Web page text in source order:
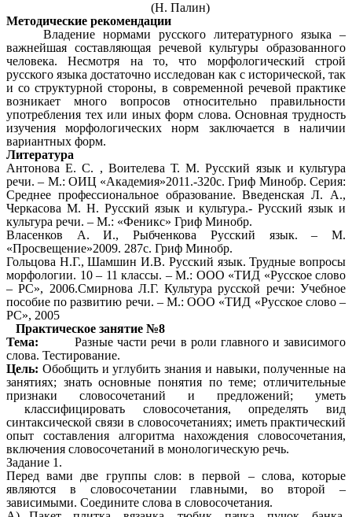
(Н. Палин)
Методические рекомендации
Владение нормами русского литературного языка –
важнейшая составляющая речевой культуры образованного
человека. Несмотря на то, что морфологический строй
русского языка достаточно исследован как с исторической, так
и со структурной стороны, в современной речевой практике
возникает много вопросов относительно правильности
употребления тех или иных форм слова. Основная трудность
изучения морфологических норм заключается в наличии
вариантных форм.
Литература
Антонова Е. С. , Воителева Т. М. Русский язык и культура
речи. – М.: ОИЦ «Академия»2011.-320с. Гриф Минобр. Серия:
Среднее профессиональное образование. Введенская Л. А.,
Черкасова М. Н. Русский язык и культура.- Русский язык и
культура речи. – М.: «Феникс» Гриф Минобр.
Власенков А. И., Рыбченкова Русский язык. – М.
«Просвещение»2009. 287с. Гриф Минобр.
Гольцова Н.Г., Шамшин И.В. Русский язык. Трудные вопросы
морфологии. 10 – 11 классы. – М.: ООО «ТИД «Русское слово
– РС», 2006.Смирнова Л.Г. Культура русской речи: Учебное
пособие по развитию речи. – М.: ООО «ТИД «Русское слово –
РС», 2005
Практическое занятие №8
Тема: Разные части речи в роли главного и зависимого
слова. Тестирование.
Цель: Обобщить и углубить знания и навыки, полученные на
занятиях; знать основные понятия по теме; отличительные
признаки словосочетаний и предложений; уметь
классифицировать словосочетания, определять вид
синтаксической связи в словосочетаниях; иметь практический
опыт составления алгоритма нахождения словосочетания,
включения словосочетаний в монологическую речь.
Задание 1.
Перед вами две группы слов: в первой – слова, которые
являются в словосочетании главными, во второй –
зависимыми. Соедините слова в словосочетания.